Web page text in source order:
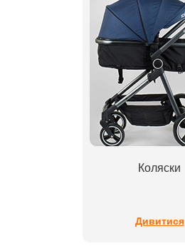
Коляски
Дивитися